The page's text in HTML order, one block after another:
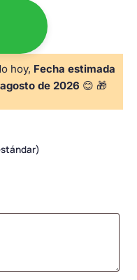
invitados
hoy, Fecha estimada
de 2026 😊 🎁